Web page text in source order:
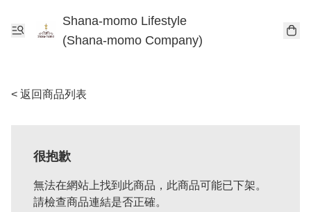
Shana-momo Lifestyle
(Shana-momo Company)
< 返回商品列表
很抱歉
無法在網站上找到此商品，此商品可能已下架。
請檢查商品連結是否正確。